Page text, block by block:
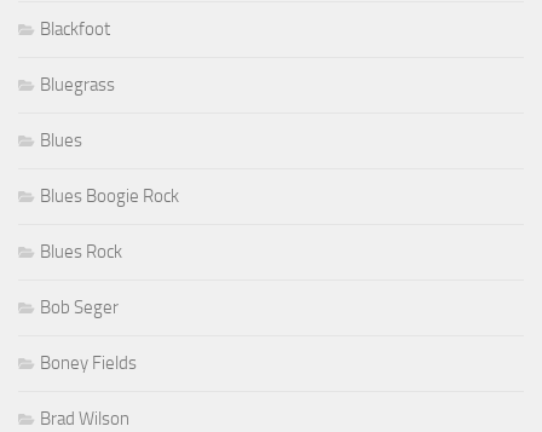
Blackfoot
Bluegrass
Blues
Blues Boogie Rock
Blues Rock
Bob Seger
Boney Fields
Brad Wilson